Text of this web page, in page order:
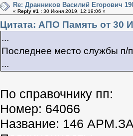
Re: Дранников Василий Егорович
«Reply #1 : 30 Июня 2019, 12:19:06 »
Цитата: АПО Память от 30
...
Последнее место службы п/
...
По справочнику пп:
Номер: 64066
Название: 146